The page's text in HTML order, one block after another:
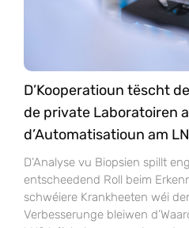
D’Kooperatioun tëscht
de private Laboratoiren
d’Automatisatioun am
D’Analyse vu Biopsien spillt eng
entscheedend Roll beim
schwéiere Krankheeten wéi
Verbesserunge bleiwen